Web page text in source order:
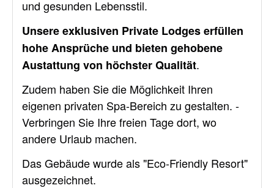
und gesunden Lebensstil.
Unsere exklusiven Private Lodges erfüllen
hohe Ansprüche und bieten gehobene
Austattung von höchster Qualität.
Zudem haben Sie die Möglichkeit Ihren
eigenen privaten Spa-Bereich zu gestalten. -
Verbringen Sie Ihre freien Tage dort, wo
andere Urlaub machen.
Das Gebäude wurde als "Eco-Friendly Resort"
ausgezeichnet.